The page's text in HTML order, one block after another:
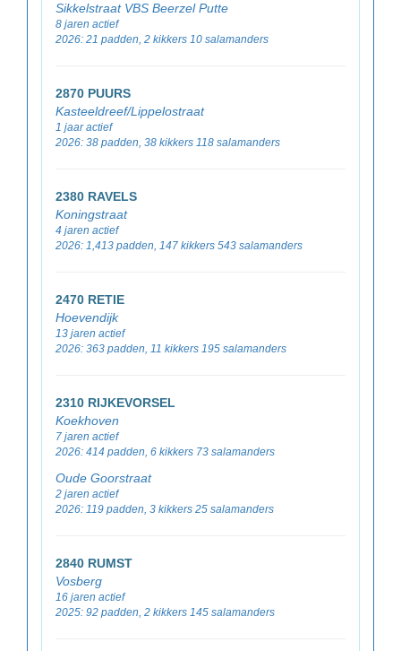
Sikkelstraat VBS Beerzel Putte
8 jaren actief
2026: 21 padden, 2 kikkers 10 salamanders
2870 PUURS
Kasteeldreef/Lippelostraat
1 jaar actief
2026: 38 padden, 38 kikkers 118 salamanders
2380 RAVELS
Koningstraat
4 jaren actief
2026: 1,413 padden, 147 kikkers 543 salamanders
2470 RETIE
Hoevendijk
13 jaren actief
2026: 363 padden, 11 kikkers 195 salamanders
2310 RIJKEVORSEL
Koekhoven
7 jaren actief
2026: 414 padden, 6 kikkers 73 salamanders
Oude Goorstraat
2 jaren actief
2026: 119 padden, 3 kikkers 25 salamanders
2840 RUMST
Vosberg
16 jaren actief
2025: 92 padden, 2 kikkers 145 salamanders